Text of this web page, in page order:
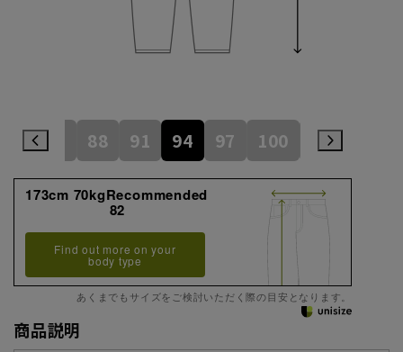
85 88 91 94 97 100 105
173cm 70kgRecommended
82
Find out more on your
body type
あくまでもサイズをご検討いただく際の目安となります。
商品説明